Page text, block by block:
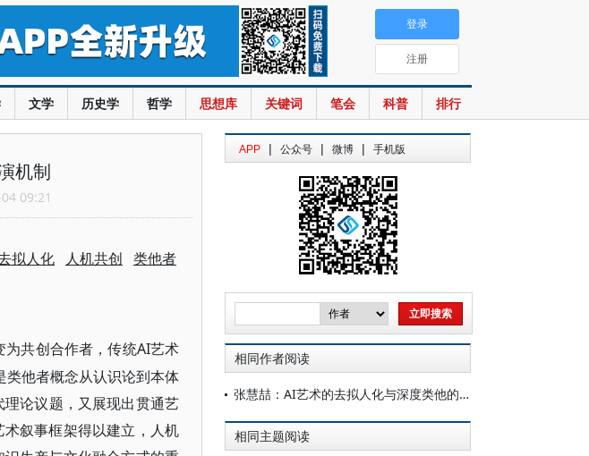
文学 历史学 哲学 思想库 关键词 笔会 科普 排行
登录
注册
机制
09:21
拟人化 人机共创 类他者
共创合作者，传统AI艺术
类他者概念从认识论到本体
论议题，又展现出贯通艺
叙事框架得以建立，人机
APP | 公众号 | 微博 | 手机版
相同作者阅读
张慧喆：AI艺术的去拟人化与深度类他的共演机制
相同主题阅读